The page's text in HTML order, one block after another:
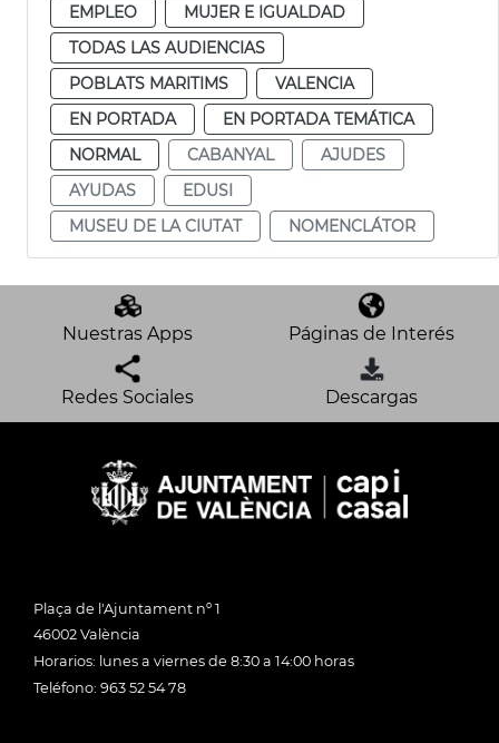
EMPLEO
MUJER E IGUALDAD
TODAS LAS AUDIENCIAS
POBLATS MARITIMS
VALENCIA
EN PORTADA
EN PORTADA TEMÁTICA
NORMAL
CABANYAL
AJUDES
AYUDAS
EDUSI
MUSEU DE LA CIUTAT
NOMENCLÁTOR
Nuestras Apps Páginas de Interés
Redes Sociales Descargas
Plaça de l'Ajuntament nº 1
46002 València
Horarios: lunes a viernes de 8:30 a 14:00 horas
Teléfono: 963 52 54 78